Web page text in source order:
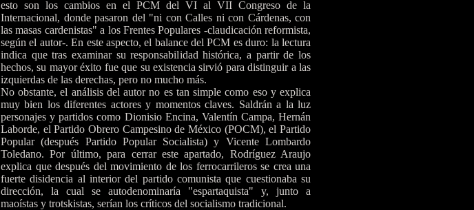
esto son los cambios en el PCM del VI al VII Congreso de la
Internacional, donde pasaron del "ni con Calles ni con Cárdenas, con
las masas cardenistas" a los Frentes Populares -claudicación reformista,
según el autor-. En este aspecto, el balance del PCM es duro: la lectura
indica que tras examinar su responsabilidad histórica, a partir de los
hechos, su mayor éxito fue que su existencia sirvió para distinguir a las
izquierdas de las derechas, pero no mucho más.
No obstante, el análisis del autor no es tan simple como eso y explica
muy bien los diferentes actores y momentos claves. Saldrán a la luz
personajes y partidos como Dionisio Encina, Valentín Campa, Hernán
Laborde, el Partido Obrero Campesino de México (POCM), el Partido
Popular (después Partido Popular Socialista) y Vicente Lombardo
Toledano. Por último, para cerrar este apartado, Rodríguez Araujo
explica que después del movimiento de los ferrocarrileros se crea una
fuerte disidencia al interior del partido comunista que cuestionaba su
dirección, la cual se autodenominaría "espartaquista" y, junto a
maoístas y trotskistas, serían los críticos del socialismo tradicional.